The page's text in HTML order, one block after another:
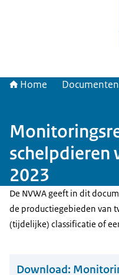
Home Documenten
schelpdieren
2023
De NVWA geeft in dit
de productiegebieden van
(tijdelijke) classificatie of
Download: